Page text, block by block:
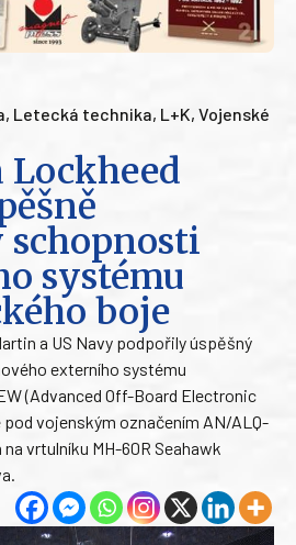
, Letecká technika, L+K, Vojenské
Lockheed
schopnosti
systému
boje
a US Navy podpořily úspěšný
externího systému
(Advanced Off-Board Electronic
vojenským označením AN/ALQ-
vrtulníku MH-60R Seahawk